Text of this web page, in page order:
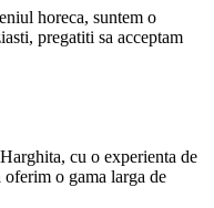
horeca, suntem o
pregatiti sa acceptam
cu o experienta de
o gama larga de